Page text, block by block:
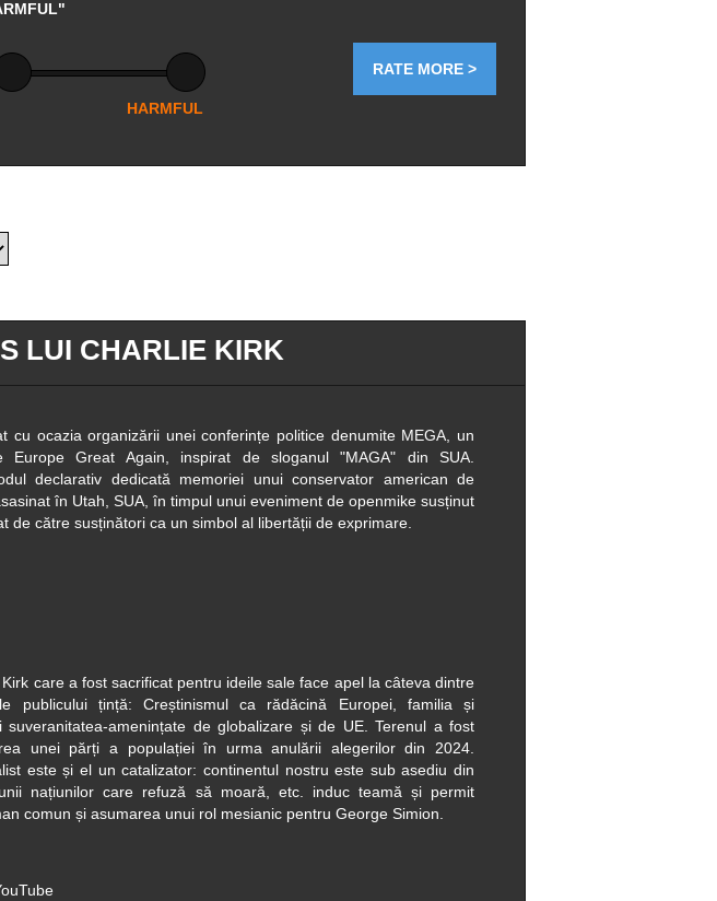
HARMFUL
RATE MORE >
LUI CHARLIE KIRK
cu ocazia organizării unei conferințe politice denumite MEGA, un
Europe Great Again, inspirat de sloganul "MAGA" din SUA.
declarativ dedicată memoriei unui conservator american de
în Utah, SUA, în timpul unui eveniment de openmike susținut
de către susținători ca un simbol al libertății de exprimare.
care a fost sacrificat pentru ideile sale face apel la câteva dintre
publicului țință: Creștinismul ca rădăcină Europei, familia și
suveranitatea-amenințate de globalizare și de UE. Terenul a fost
unei părți a populației în urma anulării alegerilor din 2024.
este și el un catalizator: continentul nostru este sub asediu din
națiunilor care refuză să moară, etc. induc teamă și permit
comun și asumarea unui rol mesianic pentru George Simion.